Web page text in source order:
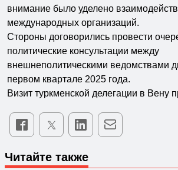
внимание было уделено
международных организаций.
Стороны договорились провести
политические консультации между
внешнеполитическими ведомствами
первом квартале 2025 года.
Визит туркменской делегации в Вену
Читайте также